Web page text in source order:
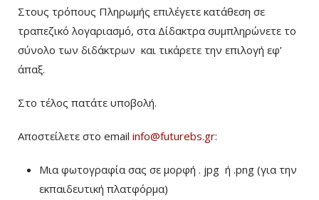
Στους τρόπους Πληρωμής επιλέγετε κατάθεση σε
τραπεζικό λογαριασμό, στα Δίδακτρα συμπληρώνετε το
σύνολο των διδάκτρων και τικάρετε την επιλογή εφ’
άπαξ.
Στο τέλος πατάτε υποβολή.
Αποστείλετε στο email info@futurebs.gr:
Μια φωτογραφία σας σε μορφή . jpg ή .png (για την
εκπαιδευτική πλατφόρμα)